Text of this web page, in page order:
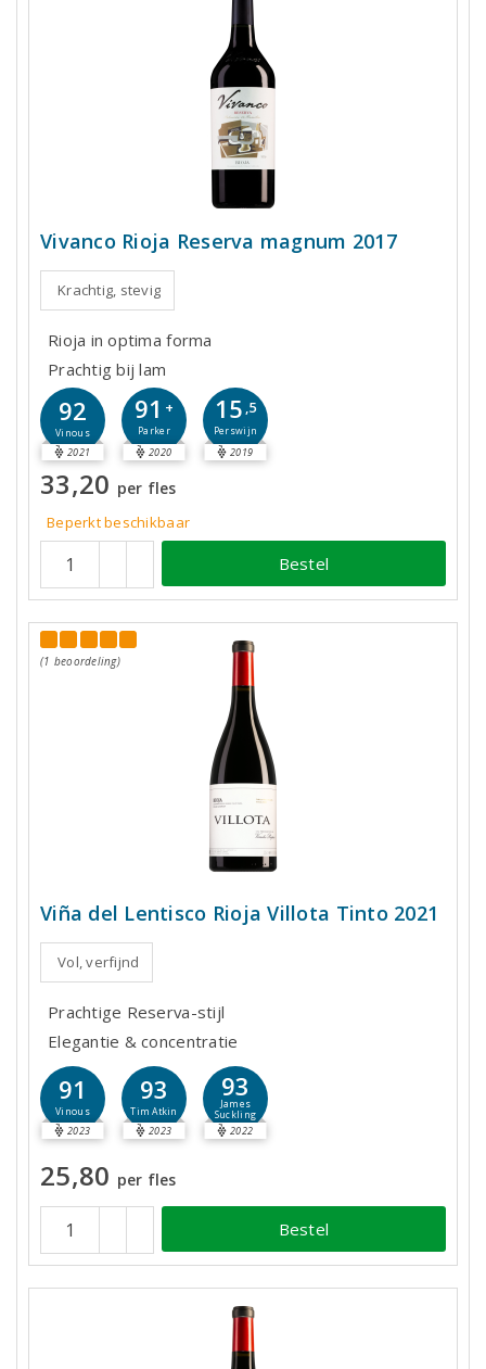
Vivanco Rioja Reserva magnum 2017
Krachtig, stevig
Rioja in optima forma
Prachtig bij lam
92
Vinous
2021
91 +
Parker
2020
15 ,5
Perswijn
2019
33,20 per fles
Beperkt beschikbaar
Bestel
(1 beoordeling)
Viña del Lentisco Rioja Villota Tinto 2021
Vol, verfijnd
Prachtige Reserva-stijl
Elegantie & concentratie
91
Vinous
2023
93
Tim Atkin
2023
93
James
Suckling
2022
25,80 per fles
Bestel